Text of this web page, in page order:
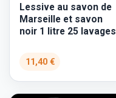
Lessive au savon de
Marseille et savon
noir 1 litre 25 lavages
11,40 €